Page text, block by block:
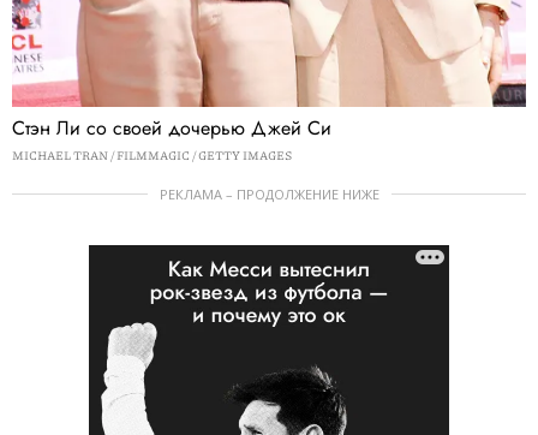
Стэн Ли со своей дочерью Джей Си
MICHAEL TRAN / FILMMAGIC / GETTY IMAGES
РЕКЛАМА – ПРОДОЛЖЕНИЕ НИЖЕ